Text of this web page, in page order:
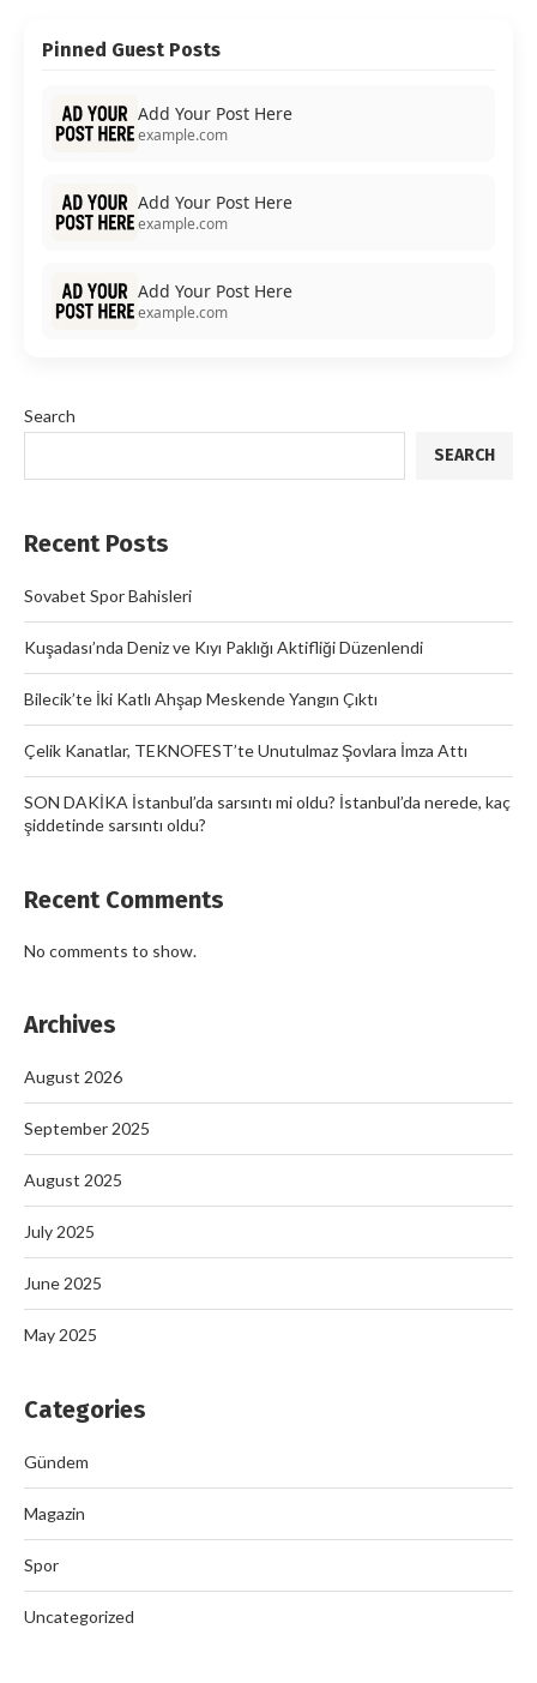
Pinned Guest Posts
Add Your Post Here
example.com
Add Your Post Here
example.com
Add Your Post Here
example.com
Search
SEARCH
Recent Posts
Sovabet Spor Bahisleri
Kuşadası’nda Deniz ve Kıyı Paklığı Aktifliği Düzenlendi
Bilecik’te İki Katlı Ahşap Meskende Yangın Çıktı
Çelik Kanatlar, TEKNOFEST’te Unutulmaz Şovlara İmza Attı
SON DAKİKA İstanbul’da sarsıntı mi oldu? İstanbul’da nerede, kaç
şiddetinde sarsıntı oldu?
Recent Comments
No comments to show.
Archives
August 2026
September 2025
August 2025
July 2025
June 2025
May 2025
Categories
Gündem
Magazin
Spor
Uncategorized